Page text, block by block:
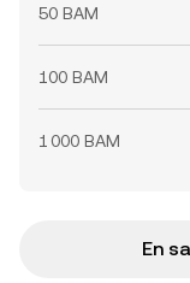
50 BAM
100 BAM
1 000 BAM
En